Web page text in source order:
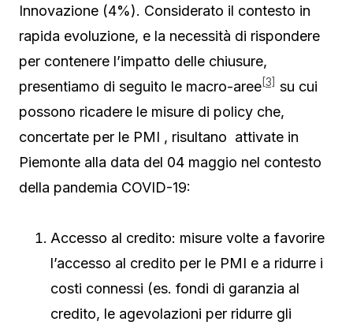
Innovazione (4%). Considerato il contesto in
rapida evoluzione, e la necessità di rispondere
per contenere l’impatto delle chiusure,
presentiamo di seguito le macro-aree[3]
su cui
possono ricadere le misure di policy che,
concertate per le PMI , risultano attivate in
Piemonte alla data del 04 maggio nel contesto
della pandemia COVID-19:
Accesso al credito: misure volte a favorire
l’accesso al credito per le PMI e a ridurre i
costi connessi (es. fondi di garanzia al
credito, le agevolazioni per ridurre gli